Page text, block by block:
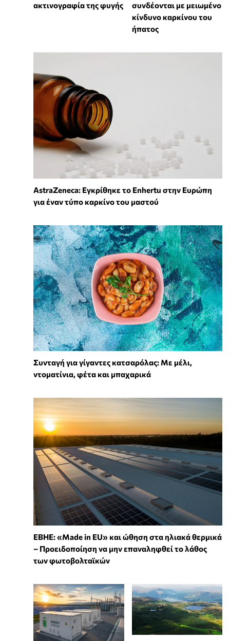
ακτινογραφία της φυγής
συνδέονται με μειωμένο
κίνδυνο καρκίνου του
ήπατος
AstraZeneca: Εγκρίθηκε το Enhertu στην Ευρώπη
για έναν τύπο καρκίνο του μαστού
Συνταγή για γίγαντες κατσαρόλας: Με μέλι,
ντοματίνια, φέτα και μπαχαρικά
ΕΒΗΕ: «Made in EU» και ώθηση στα ηλιακά θερμικά
– Προειδοποίηση να μην επαναληφθεί το λάθος
των φωτοβολταϊκών